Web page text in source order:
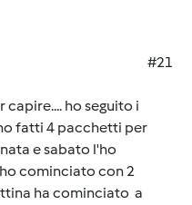
#21
capire.... ho seguito i
fatti 4 pacchetti per
e sabato l'ho
cominciato con 2
ha cominciato a